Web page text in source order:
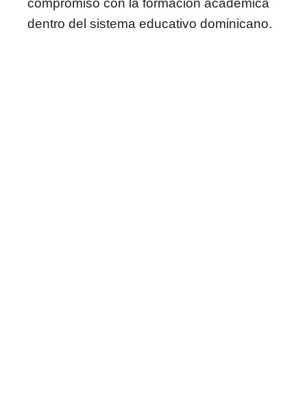
compromiso con la formación académica
dentro del sistema educativo dominicano.